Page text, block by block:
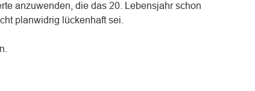
anzuwenden, die das 20. Lebensjahr schon
planwidrig lückenhaft sei.